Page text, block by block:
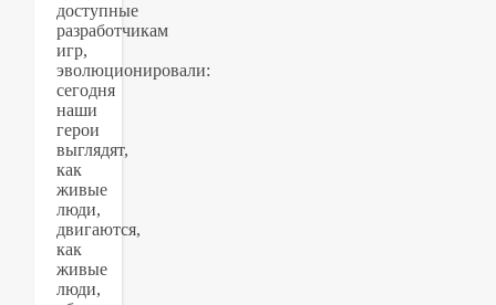
доступные
разработчикам
игр,
эволюционировали:
сегодня
наши
герои
выглядят,
как
живые
люди,
двигаются,
как
живые
люди,